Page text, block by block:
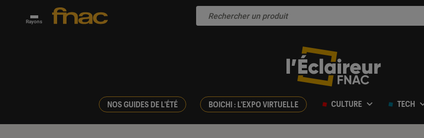
Rayons
NOS GUIDES DE L'ÉTÉ BOICHI : L'EXPO VIRTUELLE CULTURE TECH